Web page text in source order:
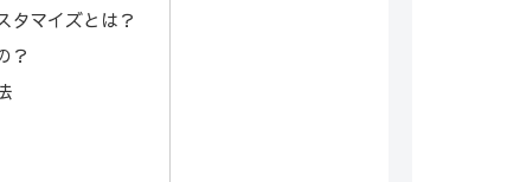
タマイズとは？
？